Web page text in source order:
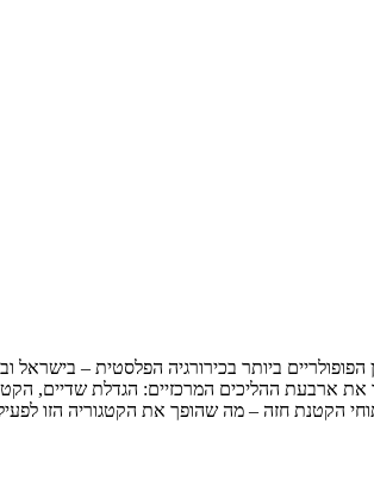
ביותר בכירורגיה הפלסטית –
ארבעת ההליכים המרכזיים: הגדלת שדיים,